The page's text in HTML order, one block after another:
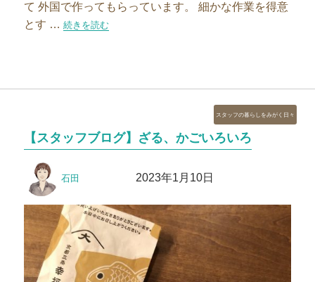
て 外国で作ってもらっています。 細かな作業を得意
とす …“国産のざる、取り扱い始まります！”の
続きを読む
【スタッフブログ】ざる、かごいろいろ
稿
石田 2023年1月10日
カ
テ
ゴ
スタッフの暮らしをみがく日々